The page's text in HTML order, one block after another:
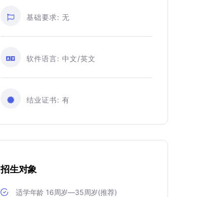
基础要求: 无
软件语言: 中文/英文
结业证书: 有
招生对象
适学年龄 16周岁—35周岁(推荐)